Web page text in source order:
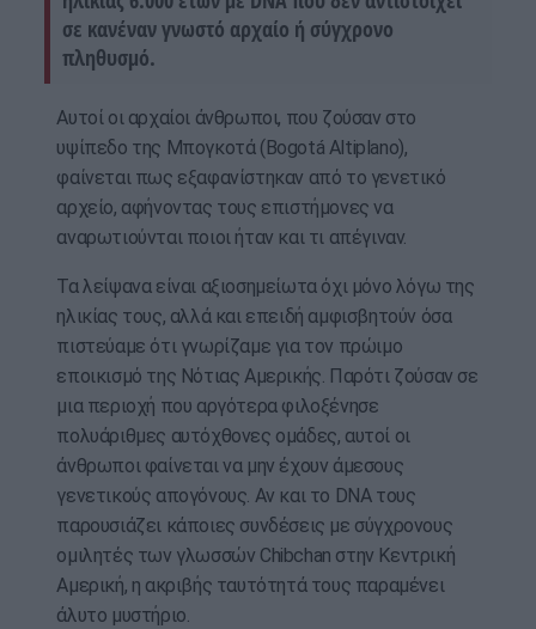
σε κανέναν γνωστό αρχαίο ή σύγχρονο
πληθυσμό.
Αυτοί οι αρχαίοι άνθρωποι, που ζούσαν στο
υψίπεδο της Μπογκοτά (Bogotá Altiplano),
φαίνεται πως εξαφανίστηκαν από το γενετικό
αρχείο, αφήνοντας τους επιστήμονες να
αναρωτιούνται ποιοι ήταν και τι απέγιναν.
Τα λείψανα είναι αξιοσημείωτα όχι μόνο λόγω της
ηλικίας τους, αλλά και επειδή αμφισβητούν όσα
πιστεύαμε ότι γνωρίζαμε για τον πρώιμο
εποικισμό της Νότιας Αμερικής. Παρότι ζούσαν σε
μια περιοχή που αργότερα φιλοξένησε
πολυάριθμες αυτόχθονες ομάδες, αυτοί οι
άνθρωποι φαίνεται να μην έχουν άμεσους
γενετικούς απογόνους. Αν και το DNA τους
παρουσιάζει κάποιες συνδέσεις με σύγχρονους
ομιλητές των γλωσσών Chibchan στην Κεντρική
Αμερική, η ακριβής ταυτότητά τους παραμένει
άλυτο μυστήριο.